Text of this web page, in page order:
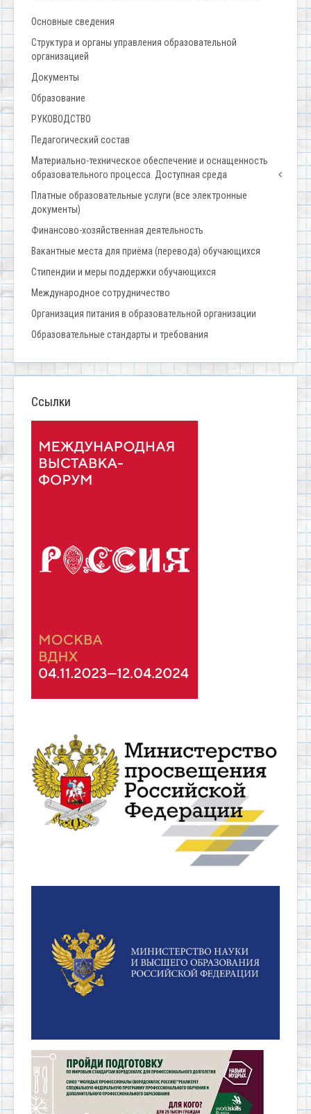
Основные сведения
Структура и органы управления образовательной
организацией
Документы
Образование
РУКОВОДСТВО
Педагогический состав
Материально-техническое обеспечение и оснащенность
образовательного процесса. Доступная среда
Платные образовательные услуги (все электронные
документы)
Финансово-хозяйственная деятельность
Вакантные места для приёма (перевода) обучающихся
Стипендии и меры поддержки обучающихся
Международное сотрудничество
Организация питания в образовательной организации
Образовательные стандарты и требования
Ссылки